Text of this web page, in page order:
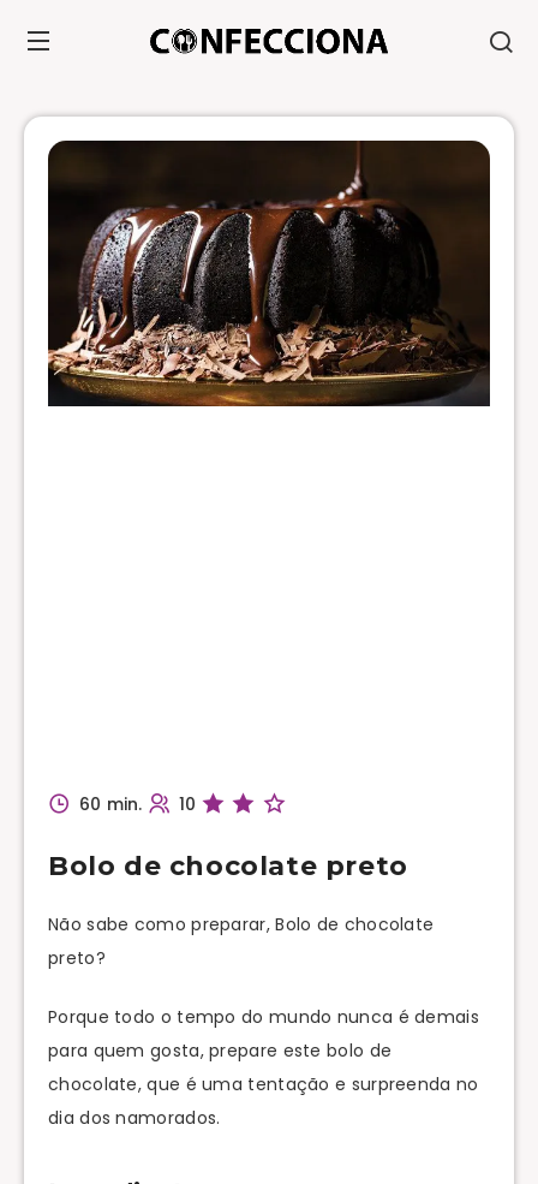
60 min. 10
Bolo de chocolate preto
Não sabe como preparar, Bolo de chocolate
preto?
Porque todo o tempo do mundo nunca é demais
para quem gosta, prepare este bolo de
chocolate, que é uma tentação e surpreenda no
dia dos namorados.